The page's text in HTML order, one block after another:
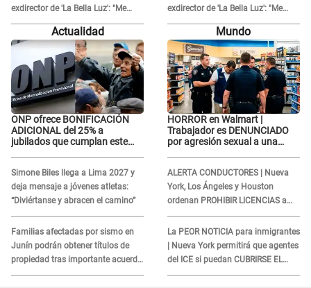
exdirector de 'La Bella Luz': "Me
basta con que ella esté bien"
exdirector de 'La Bella Luz': "Me
basta con que ella esté bien"
Actualidad
ONP ofrece BONIFICACIÓN
ADICIONAL del 25% a
jubilados que cumplan este
Simone Biles llega a Lima 2027 y
deja mensaje a jóvenes atletas:
“Diviértanse y abracen el camino”
Familias afectadas por sismo en
Junín podrán obtener títulos de
propiedad tras importante acuerdo
de Cofopri
Mundo
HORROR en Walmart |
Trabajador es DENUNCIADO
por agresión sexual a una
ALERTA CONDUCTORES | Nueva
York, Los Ángeles y Houston
ordenan PROHIBIR LICENCIAS a
quienes no presenten ESTE
DOCUMENTO
La PEOR NOTICIA para inmigrantes
| Nueva York permitirá que agentes
del ICE si puedan CUBRIRSE EL
ROSTRO